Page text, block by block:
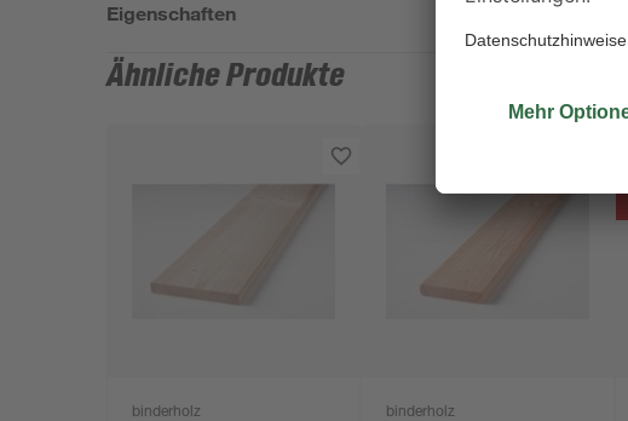
Eigenschaften
Ähnliche Produkte
binderholz binderholz